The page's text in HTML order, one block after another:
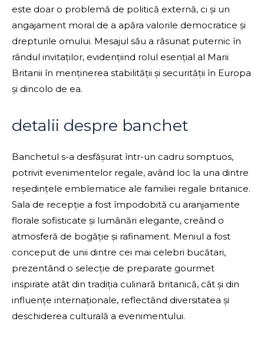
este doar o problemă de politică externă, ci și un
angajament moral de a apăra valorile democratice și
drepturile omului. Mesajul său a răsunat puternic în
rândul invitaților, evidențiind rolul esențial al Marii
Britanii în menținerea stabilității și securității în Europa
și dincolo de ea.
detalii despre banchet
Banchetul s-a desfășurat într-un cadru somptuos,
potrivit evenimentelor regale, având loc la una dintre
reședințele emblematice ale familiei regale britanice.
Sala de recepție a fost împodobită cu aranjamente
florale sofisticate și lumânări elegante, creând o
atmosferă de bogăție și rafinament. Meniul a fost
conceput de unii dintre cei mai celebri bucătari,
prezentând o selecție de preparate gourmet
inspirate atât din tradiția culinară britanică, cât și din
influențe internaționale, reflectând diversitatea și
deschiderea culturală a evenimentului.